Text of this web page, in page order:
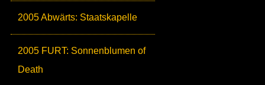
2005 Abwärts: Staatskapelle
2005 FURT: Sonnenblumen of
Death